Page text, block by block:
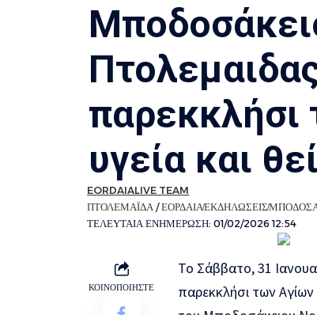
παρεκκλήσι
υγεία και
ΤΕΛΕΥΤΑΙΑ ΕΝΗΜΕΡΩΣΗ: 01/02/2026 12:54
EORDAIALIVE TEAM
ΠΤΟΛΕΜΑΪΔΑ / ΕΟΡΔΑΙΑΕΚΔΗΛΩΣΕΙΣ
ΚΟΙΝΟΠΟΙΗΣΤΕ
Το Σάββατο, 31
παρεκκλήσι των